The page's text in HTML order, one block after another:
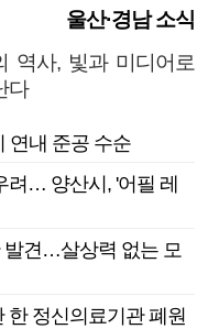
울산·경남 소식
역사, 빛과 미디어로
다
연내 준공 수순
려… 양산시, '어필 레
발견…살상력 없는 모
한 정신의료기관 폐원